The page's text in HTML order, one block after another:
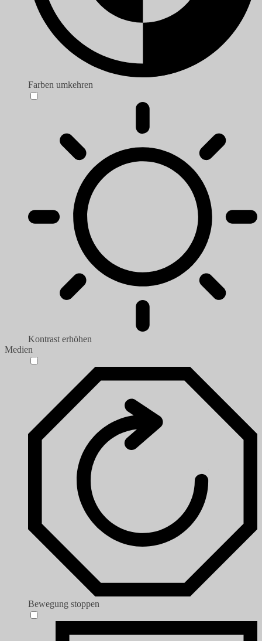
Farben umkehren
Kontrast erhöhen
Medien
Bewegung stoppen